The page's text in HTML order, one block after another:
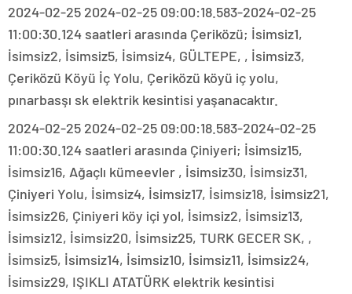
2024-02-25 2024-02-25 09:00:18.583-2024-02-25
11:00:30.124 saatleri arasında Çeriközü; İsimsiz1,
İsimsiz2, İsimsiz5, İsimsiz4, GÜLTEPE, , İsimsiz3,
Çeriközü Köyü İç Yolu, Çeriközü köyü iç yolu,
pınarbasşı sk elektrik kesintisi yaşanacaktır.
2024-02-25 2024-02-25 09:00:18.583-2024-02-25
11:00:30.124 saatleri arasında Çiniyeri; İsimsiz15,
İsimsiz16, Ağaçlı kümeevler , İsimsiz30, İsimsiz31,
Çiniyeri Yolu, İsimsiz4, İsimsiz17, İsimsiz18, İsimsiz21,
İsimsiz26, Çiniyeri köy içi yol, İsimsiz2, İsimsiz13,
İsimsiz12, İsimsiz20, İsimsiz25, TURK GECER SK, ,
İsimsiz5, İsimsiz14, İsimsiz10, İsimsiz11, İsimsiz24,
İsimsiz29, IŞIKLI ATATÜRK elektrik kesintisi